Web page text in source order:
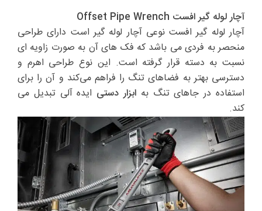
آچار لوله گیر افست Offset Pipe Wrench
آچار لوله گیر افست نوعی آچار لوله گیر است دارای طراحی
منحصر به فردی می باشد که فک های آن به صورت زاویه ای
نسبت به دسته قرار گرفته است. این نوع طراحی اهرم و
دسترسی بهتر به فضاهای تنگ را فراهم می‌کند و آن را برای
استفاده در جاهای تنگ به ابزار دستی ایده آلی تبدیل می
کند.